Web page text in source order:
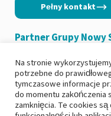
Pełny kontakt
Partner Grupy Nowy
Copyright 2026 |
Na stronie
potrzebne do
tymczasowe informacje
do momentu zakończenia
zamknięcia. Te cookies